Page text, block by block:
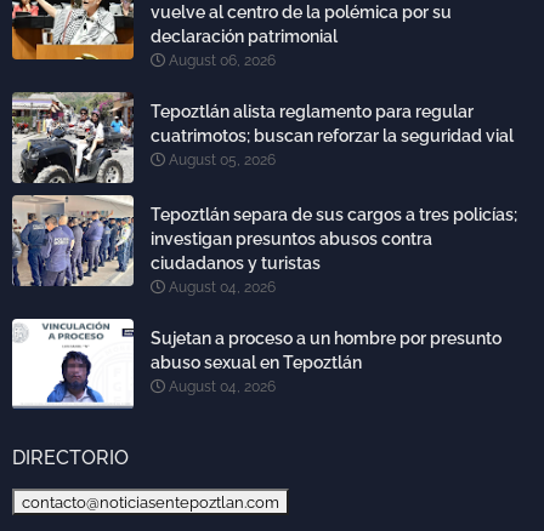
vuelve al centro de la polémica por su
declaración patrimonial
August 06, 2026
Tepoztlán alista reglamento para regular
cuatrimotos; buscan reforzar la seguridad vial
August 05, 2026
Tepoztlán separa de sus cargos a tres policías;
investigan presuntos abusos contra
ciudadanos y turistas
August 04, 2026
Sujetan a proceso a un hombre por presunto
abuso sexual en Tepoztlán
August 04, 2026
DIRECTORIO
contacto@noticiasentepoztlan.com